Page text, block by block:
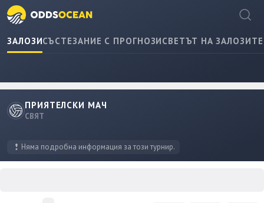
ЗАЛОЗИСЪСТЕЗАНИЕ С ПРОГНОЗИСВЕТЪТ НА ЗАЛОЗИТЕ
ПРИЯТЕЛСКИ МАЧ
СВЯТ
Няма подробна информация за този турнир.